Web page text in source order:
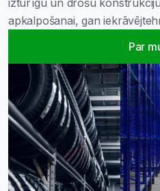
izturīgu un drošu
apkalpošanai, gan
Par